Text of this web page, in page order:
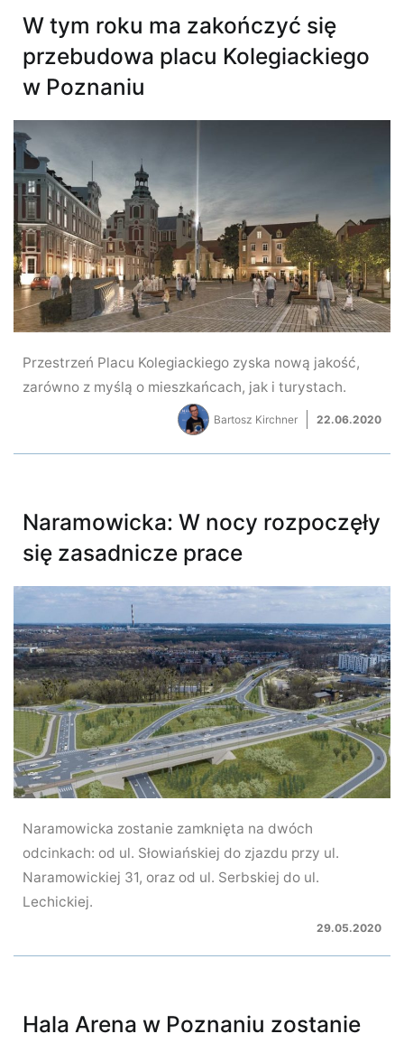
W tym roku ma zakończyć się
przebudowa placu Kolegiackiego
w Poznaniu
Przestrzeń Placu Kolegiackiego zyska nową jakość,
zarówno z myślą o mieszkańcach, jak i turystach.
Bartosz Kirchner 22.06.2020
Naramowicka: W nocy rozpoczęły
się zasadnicze prace
Naramowicka zostanie zamknięta na dwóch
odcinkach: od ul. Słowiańskiej do zjazdu przy ul.
Naramowickiej 31, oraz od ul. Serbskiej do ul.
Lechickiej.
29.05.2020
Hala Arena w Poznaniu zostanie